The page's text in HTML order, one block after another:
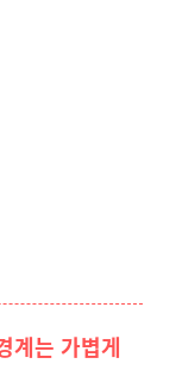
계는 가볍게